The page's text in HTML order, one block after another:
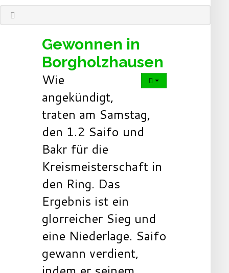
++++++Sport und
Spass gesucht? Dann bist Du bei
uns richtig!
+++
Willkommen beim BoxTeam Essen
und den Step By Step Dancern!
+++
Gewonnen in
Borgholzhausen
Wie
angekündigt,
traten am Samstag,
den 1.2 Saifo und
Bakr für die
Kreismeisterschaft in
den Ring. Das
Ergebnis ist ein
glorreicher Sieg und
eine Niederlage. Saifo
gewann verdient,